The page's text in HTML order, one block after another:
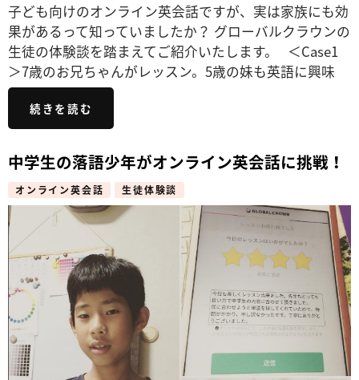
子ども向けのオンライン英会話ですが、実は家族にも効
果があるって知っていましたか？ グローバルクラウンの
生徒の体験談を踏まえてご紹介いたします。 ＜Case1
＞7歳のお兄ちゃんがレッスン。5歳の妹も英語に興味
続きを読む
中学生の落語少年がオンライン英会話に挑戦！
オンライン英会話 生徒体験談